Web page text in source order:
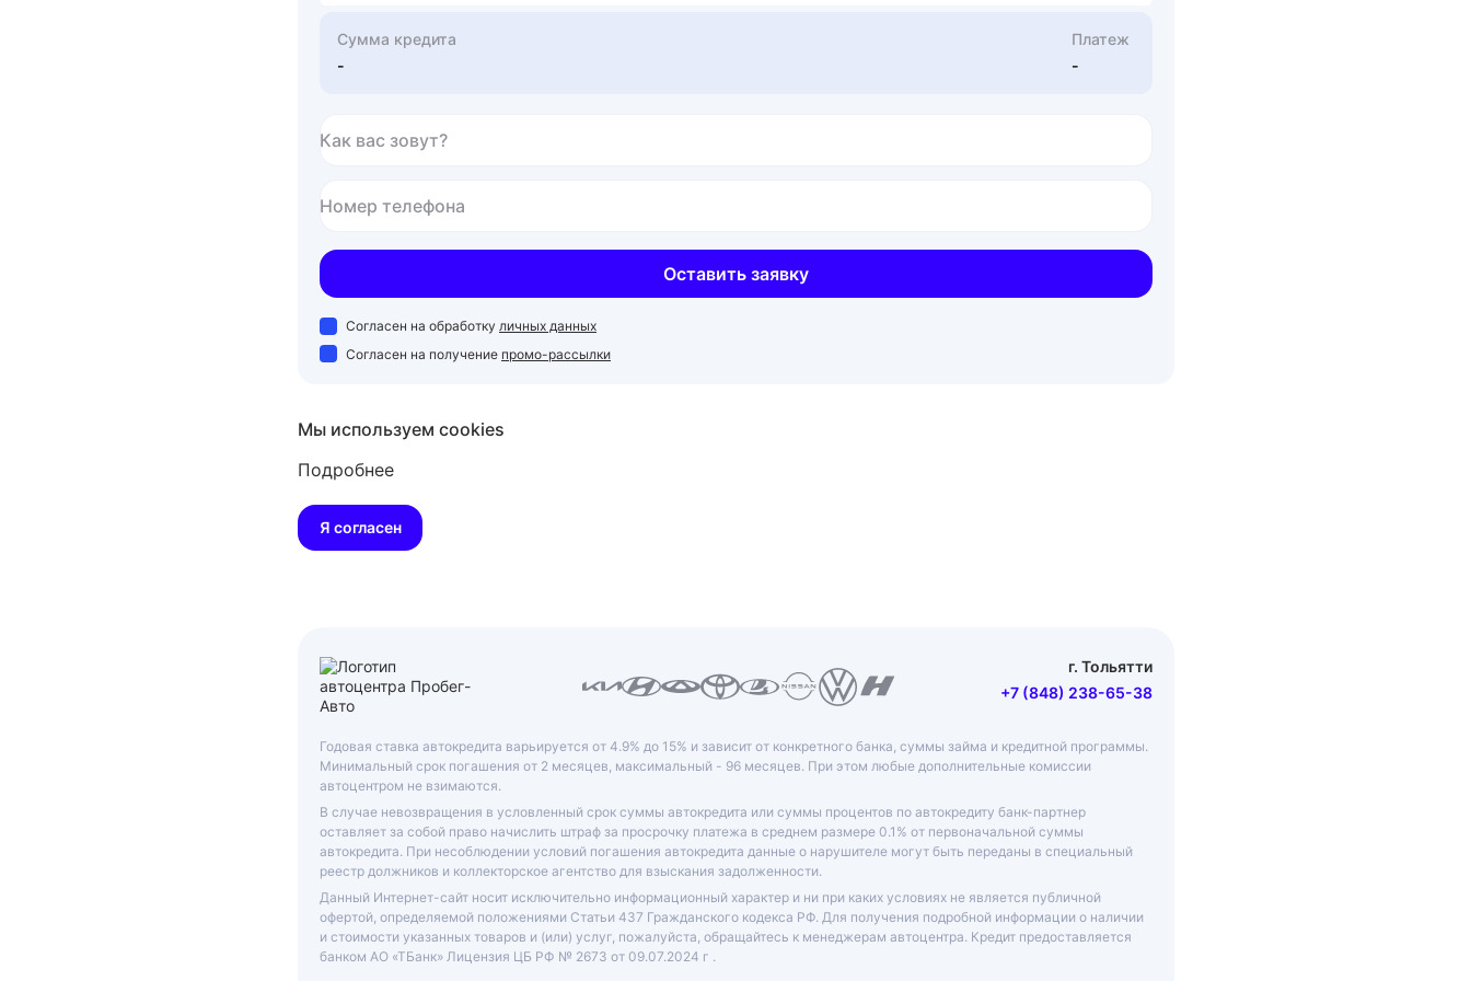
Сумма кредита
-
Платеж
-
Как вас зовут?
Номер телефона
Оставить заявку
Согласен на обработку личных данных
Согласен на получение промо-рассылки
Мы используем cookies
Подробнее
Я согласен
г. Тольятти
+7 (848) 238-65-38
Годовая ставка автокредита варьируется от 4.9% до 15% и зависит от конкретного банка, суммы займа и кредитной программы.
Минимальный срок погашения от 2 месяцев, максимальный - 96 месяцев. При этом любые дополнительные комиссии
автоцентром не взимаются.
В случае невозвращения в условленный срок суммы автокредита или суммы процентов по автокредиту банк-партнер
оставляет за собой право начислить штраф за просрочку платежа в среднем размере 0.1% от первоначальной суммы
автокредита. При несоблюдении условий погашения автокредита данные о нарушителе могут быть переданы в специальный
реестр должников и коллекторское агентство для взыскания задолженности.
Данный Интернет-сайт носит исключительно информационный характер и ни при каких условиях не является публичной
офертой, определяемой положениями Статьи 437 Гражданского кодекса РФ. Для получения подробной информации о наличии
и стоимости указанных товаров и (или) услуг, пожалуйста, обращайтесь к менеджерам автоцентра. Кредит предоставляется
банком АО «ТБанк» Лицензия ЦБ РФ № 2673 от 09.07.2024 г .